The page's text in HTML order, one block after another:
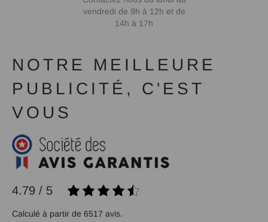
vendredi de 9h à 12h et de
14h à 17h
NOTRE MEILLEURE
PUBLICITÉ, C'EST
VOUS
4.79 / 5
Calculé à partir de 6517 avis.